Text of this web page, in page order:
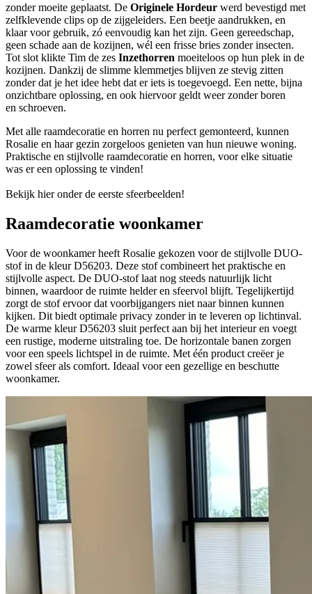
zonder moeite geplaatst. De Originele Hordeur werd bevestigd met
zelfklevende clips op de zijgeleiders. Een beetje aandrukken, en
klaar voor gebruik, zó eenvoudig kan het zijn. Geen gereedschap,
geen schade aan de kozijnen, wél een frisse bries zonder insecten.
Tot slot klikte Tim de zes Inzethorren moeiteloos op hun plek in de
kozijnen. Dankzij de slimme klemmetjes blijven ze stevig zitten
zonder dat je het idee hebt dat er iets is toegevoegd. Een nette, bijna
onzichtbare oplossing, en ook hiervoor geldt weer zonder boren
en schroeven.
Met alle raamdecoratie en horren nu perfect gemonteerd, kunnen
Rosalie en haar gezin zorgeloos genieten van hun nieuwe woning.
Praktische en stijlvolle raamdecoratie en horren, voor elke situatie
was er een oplossing te vinden!
Bekijk hier onder de eerste sfeerbeelden!
Raamdecoratie woonkamer
Voor de woonkamer heeft Rosalie gekozen voor de stijlvolle DUO-
stof in de kleur D56203. Deze stof combineert het praktische en
stijlvolle aspect. De DUO-stof laat nog steeds natuurlijk licht
binnen, waardoor de ruimte helder en sfeervol blijft. Tegelijkertijd
zorgt de stof ervoor dat voorbijgangers niet naar binnen kunnen
kijken. Dit biedt optimale privacy zonder in te leveren op lichtinval.
De warme kleur D56203 sluit perfect aan bij het interieur en voegt
een rustige, moderne uitstraling toe. De horizontale banen zorgen
voor een speels lichtspel in de ruimte. Met één product creëer je
zowel sfeer als comfort. Ideaal voor een gezellige en beschutte
woonkamer.